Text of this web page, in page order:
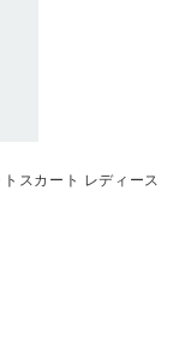
スカート レディース